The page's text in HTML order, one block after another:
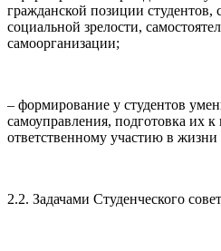
гражданской позиции студентов,
социальной зрелости,
самоорганизации;
– формирование у студентов
самоуправления, подготовка их
ответственному участию в жизни
2.2. Задачами Студенческого